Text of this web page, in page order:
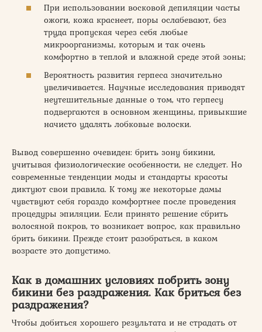
При использовании восковой депиляции часты
ожоги, кожа краснеет, поры ослабевают, без
труда пропуская через себя любые
микроорганизмы, которым и так очень
комфортно в теплой и влажной среде этой зоны;
Вероятность развития герпеса значительно
увеличивается. Научные исследования приводят
неутешительные данные о том, что герпесу
подвергаются в основном женщины, привыкшие
начисто удалять лобковые волоски.
Вывод совершенно очевиден: брить зону бикини,
учитывая физиологические особенности, не следует. Но
современные тенденции моды и стандарты красоты
диктуют свои правила. К тому же некоторые дамы
чувствуют себя гораздо комфортнее после проведения
процедуры эпиляции. Если принято решение сбрить
волосяной покров, то возникает вопрос, как правильно
брить бикини. Прежде стоит разобраться, в каком
возрасте это допустимо.
Как в домашних условиях побрить зону
бикини без раздражения. Как бриться без
раздражения?
Чтобы добиться хорошего результата и не страдать от